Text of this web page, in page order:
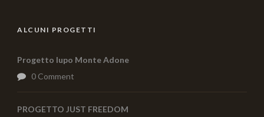
ALCUNI PROGETTI
Progetto lupo Monte Adone
0 Comment
PROGETTO JUST FREEDOM